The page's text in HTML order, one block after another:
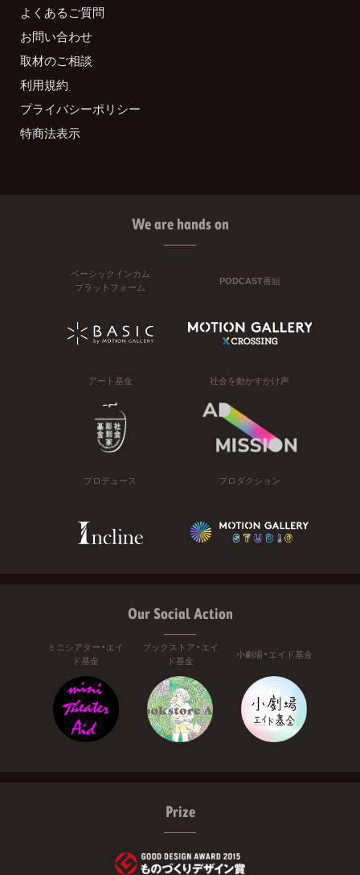
よくあるご質問
お問い合わせ
取材のご相談
利用規約
プライバシーポリシー
特商法表示
We are hands on
ベーシックインカム
プラットフォーム
PODCAST番組
アート基金 社会を動かすかけ声
プロデュース プロダクション
Our Social Action
ミニシアター・エイ
ド基金
ブックストア・エイ
ド基金
小劇場・エイド基金
Prize